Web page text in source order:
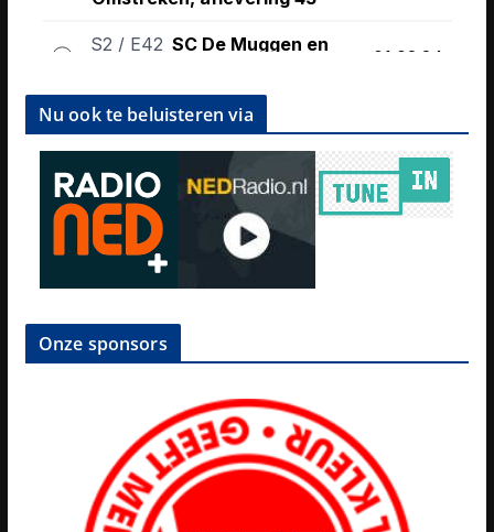
Nu ook te beluisteren via
Onze sponsors